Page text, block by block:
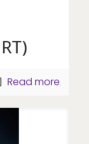
Read more